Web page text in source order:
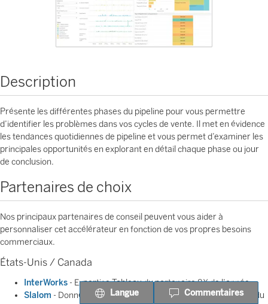
Description
Présente les différentes phases du pipeline pour vous permettre
d’identifier les problèmes dans vos cycles de vente. Il met en évidence
les tendances quotidiennes de pipeline et vous permet d’examiner les
principales opportunités en explorant en détail chaque phase ou jour
de conclusion.
Partenaires de choix
Nos principaux partenaires de conseil peuvent vous aider à
personnaliser cet accélérateur en fonction de vos propres besoins
commerciaux.
États-Unis / Canada
InterWorks - Expertise Tableau du partenaire 8X de l’année
Slalom - Données et analyses mondiales et expertise métier du
Langue Commentaires